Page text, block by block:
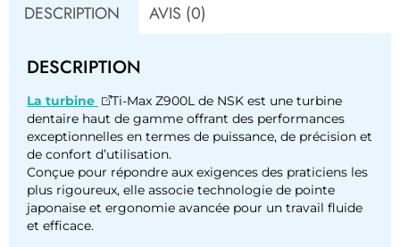
DESCRIPTION AVIS (0)
DESCRIPTION
La turbine
Ti-Max Z900L de NSK est une turbine
dentaire haut de gamme offrant des performances
exceptionnelles en termes de puissance, de précision et
de confort d’utilisation.
Conçue pour répondre aux exigences des praticiens les
plus rigoureux, elle associe technologie de pointe
japonaise et ergonomie avancée pour un travail fluide
et efficace.